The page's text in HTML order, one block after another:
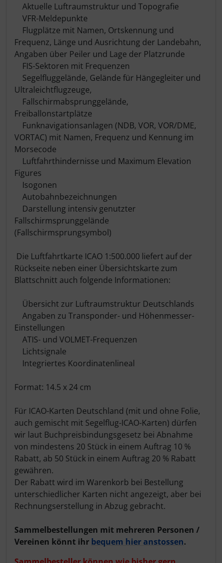
Aktuelle Luftraumstruktur und Topografie
VFR-Meldepunkte
Flugplätze mit Namen, Ortskennung und
Frequenz, Länge und Ausrichtung der Landebahn,
Angaben über Peiler und Lage der Platzrunde
FIS-Sektoren mit Frequenzen
Segelfluggelände, Gelände für Hängegleiter und
Ultraleichtflugzeuge,
Fallschirmabsprunggelände,
Freiballonstartplätze
Funknavigationsanlagen (NDB, VOR, VOR/DME,
VORTAC) mit Namen, Frequenz und Kennung im
Morsecode
Luftfahrthindernisse und Maximum Elevation
Figures
Isogonen
Autobahnbezeichnungen
Darstellung intensiv genutzter
Fallschirmsprunggelände
(Fallschirmsprungsymbol)
Die Luftfahrtkarte ICAO 1:500.000 liefert auf der
Rückseite neben einer Übersichtskarte zum
Blattschnitt auch folgende Informationen:
Übersicht zur Luftraumstruktur Deutschlands
Angaben zu Transponder- und Höhenmesser-
Einstellungen
ATIS- und VOLMET-Frequenzen
Lichtsignale
Integriertes Koordinatenlineal
Format: 14.5 x 24 cm
Für ICAO-Karten Deutschland (mit und ohne Folie,
auch gemischt mit Segelflug-ICAO-Karten) dürfen
wir laut Buchpreisbindungsgesetz bei Abnahme
von mindestens 20 Stück in einem Auftrag 10 %
Rabatt, ab 50 Stück in einem Auftrag 20 % Rabatt
gewähren.
Der Rabatt wird im Warenkorb bei Bestellung
unterschiedlicher Karten nicht angezeigt, aber bei
Rechnungserstellung in Abzug gebracht.
Sammelbestellungen mit mehreren Personen /
Vereinen könnt ihr bequem hier anstossen.